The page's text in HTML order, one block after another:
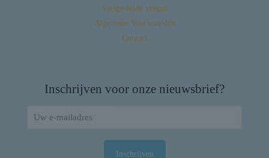
Veelgestelde vragen
Algemene Voorwaarden
Contact
Inschrijven voor onze nieuwsbrief?